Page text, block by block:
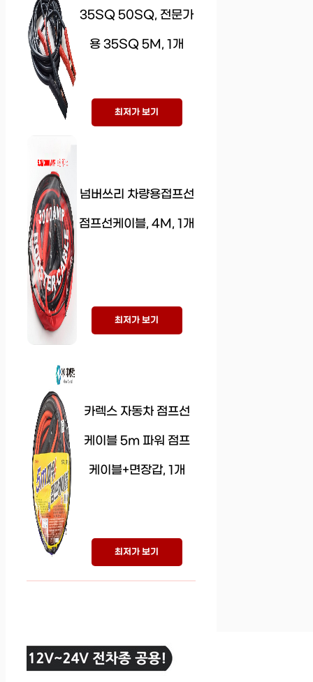
35SQ 50SQ, 전문가
용 35SQ 5M, 1개
최저가 보기
넘버쓰리 차량용접프선
점프선케이블, 4M, 1개
최저가 보기
카렉스 자동차 점프선
케이블 5m 파워 점프
케이블+면장갑, 1개
최저가 보기